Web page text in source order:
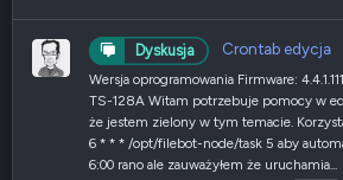
Dyskusja Crontab edycja
Wersja oprogramowania Firmware:
TS-128A Witam potrzebuje pomocy w
że jestem zielony w tym temacie.
6 * * * /opt/filebot-node/task 5 aby
6:00 rano ale zauważyłem że uruchamia...